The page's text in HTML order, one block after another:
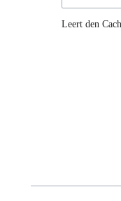
Leert den